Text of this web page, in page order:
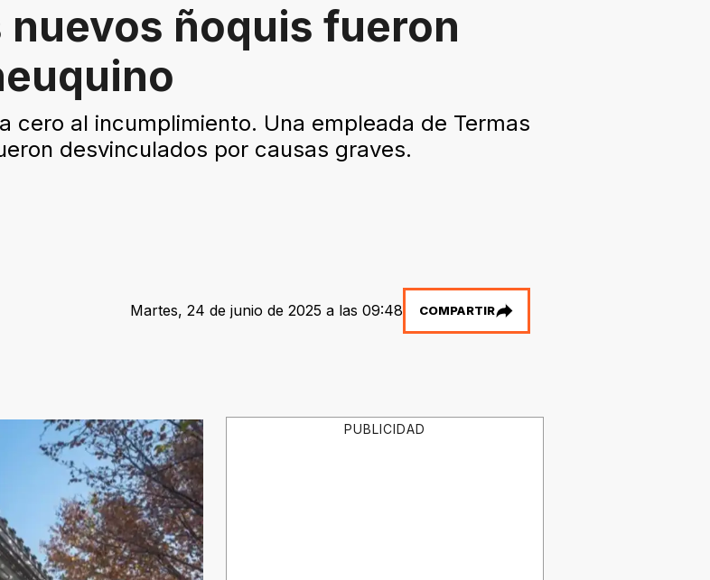
nuevos ñoquis fueron
cero al incumplimiento. Una empleada de Termas
desvinculados por causas graves.
Martes, 24 de junio de 2025 a las 09:48 COMPARTIR
PUBLICIDAD